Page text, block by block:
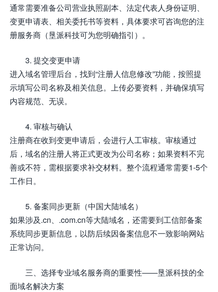
通常需要准备公司营业执照副本、法定代表人身份证明、
变更申请表、相关委托书等资料，具体要求可咨询您的注
册服务商（垦派科技可为您明确指引）。
3. 提交变更申请
进入域名管理后台，找到“注册人信息修改”功能，按照提
示填写公司名称及相关信息。上传必要资料，并确保填写
内容规范、无误。
4. 审核与确认
注册商在收到变更申请后，会进行人工审核。审核通过
后，域名的注册人将正式更改为公司名称；如果资料不完
善或不符，需根据要求补交材料。整个流程通常需要1-5个
工作日。
5. 备案同步更新（中国大陆域名）
如果涉及.cn、.com.cn等大陆域名，还需要到工信部备案
系统同步更新信息，以防后续因备案信息不一致影响网站
正常访问。
三、选择专业域名服务商的重要性——垦派科技的全
面域名解决方案